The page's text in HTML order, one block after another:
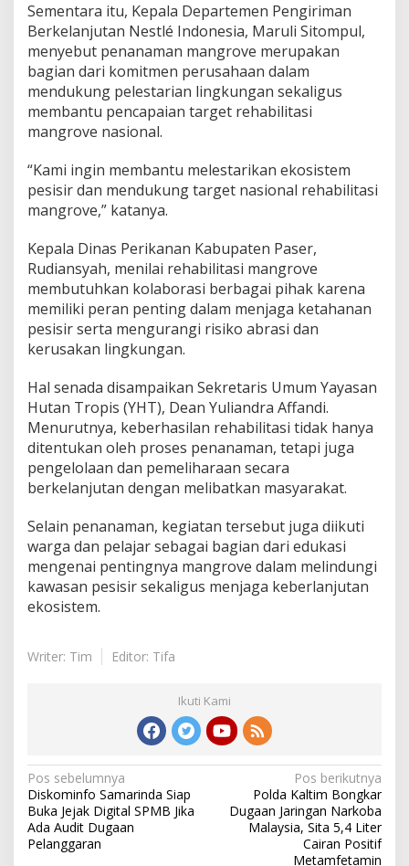
Sementara itu, Kepala Departemen Pengiriman
Berkelanjutan Nestlé Indonesia, Maruli Sitompul,
menyebut penanaman mangrove merupakan
bagian dari komitmen perusahaan dalam
mendukung pelestarian lingkungan sekaligus
membantu pencapaian target rehabilitasi
mangrove nasional.
“Kami ingin membantu melestarikan ekosistem
pesisir dan mendukung target nasional rehabilitasi
mangrove,” katanya.
Kepala Dinas Perikanan Kabupaten Paser,
Rudiansyah, menilai rehabilitasi mangrove
membutuhkan kolaborasi berbagai pihak karena
memiliki peran penting dalam menjaga ketahanan
pesisir serta mengurangi risiko abrasi dan
kerusakan lingkungan.
Hal senada disampaikan Sekretaris Umum Yayasan
Hutan Tropis (YHT), Dean Yuliandra Affandi.
Menurutnya, keberhasilan rehabilitasi tidak hanya
ditentukan oleh proses penanaman, tetapi juga
pengelolaan dan pemeliharaan secara
berkelanjutan dengan melibatkan masyarakat.
Selain penanaman, kegiatan tersebut juga diikuti
warga dan pelajar sebagai bagian dari edukasi
mengenai pentingnya mangrove dalam melindungi
kawasan pesisir sekaligus menjaga keberlanjutan
ekosistem.
Writer: Tim Editor: Tifa
Ikuti Kami
Navigasi
pos
Pos sebelumnya
Diskominfo Samarinda Siap
Buka Jejak Digital SPMB Jika
Ada Audit Dugaan
Pelanggaran
Pos berikutnya
Polda Kaltim Bongkar
Dugaan Jaringan Narkoba
Malaysia, Sita 5,4 Liter
Cairan Positif
Metamfetamin